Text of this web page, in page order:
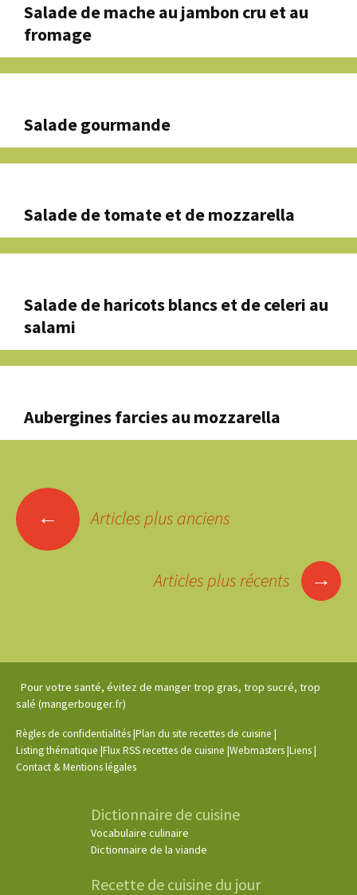
Salade de mache au jambon cru et au
fromage
Salade gourmande
Salade de tomate et de mozzarella
Salade de haricots blancs et de celeri au
salami
Aubergines farcies au mozzarella
Navigation
des
articles
← Articles plus anciens
Articles plus récents →
Pour votre santé, évitez de manger trop gras, trop sucré, trop
salé (mangerbouger.fr)
Règles de confidentialités|Plan du site recettes de cuisine |
Listing thématique |Flux RSS recettes de cuisine |Webmasters|Liens|
Contact & Mentions légales
Dictionnaire de cuisine
Vocabulaire culinaire
Dictionnaire de la viande
Recette de cuisine du jour